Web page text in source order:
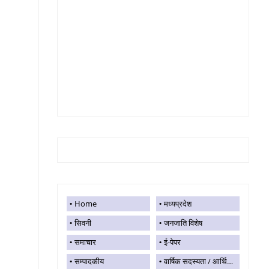
Home
मध्यप्रदेश
सिवनी
जनजाति विशेष
समाचार
ई-पेपर
सम्पादकीय
वार्षिक सदस्यता / आर्थिक सहयोग